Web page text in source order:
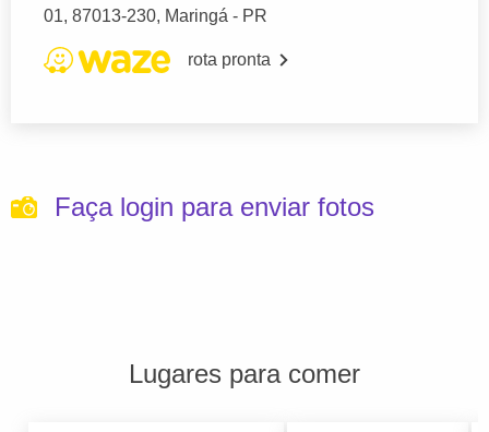
01, 87013-230, Maringá - PR
rota pronta
Faça login para enviar fotos
Lugares para comer